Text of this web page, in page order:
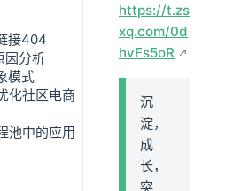
接404
因分析
模式
化社区电商
池中的应用
https://t.zs
xq.com/0d
hvFs5oR
沉
淀，
成
长，
突